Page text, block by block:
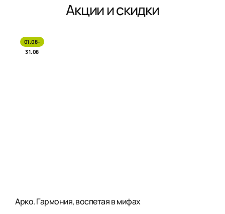
Акции и скидки
01.08-
31.08
Арко. Гармония, воспетая в мифах